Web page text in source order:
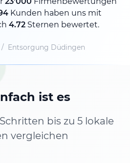
Kunden haben uns mit
4.72 Sternen bewertet.
/ Entsorgung Düdingen
ist es
bis zu 5 lokale
vergleichen